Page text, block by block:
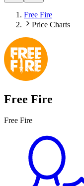
Free Fire
Price Charts
Free Fire
Free Fire